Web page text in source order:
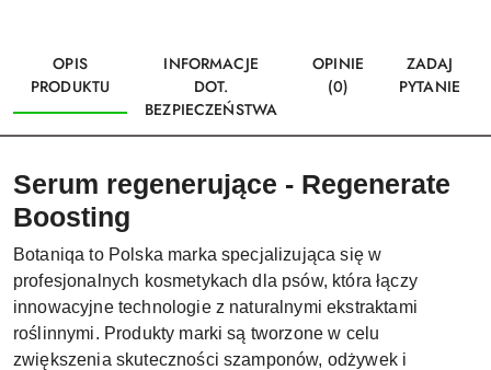
OPIS
PRODUKTU
INFORMACJE
DOT.
BEZPIECZEŃSTWA
OPINIE
(0)
ZADAJ
PYTANIE
Serum regenerujące - Regenerate
Boosting
Botaniqa to Polska marka specjalizująca się w
profesjonalnych kosmetykach dla psów, która łączy
innowacyjne technologie z naturalnymi ekstraktami
roślinnymi. Produkty marki są tworzone w celu
zwiększenia skuteczności szamponów, odżywek i